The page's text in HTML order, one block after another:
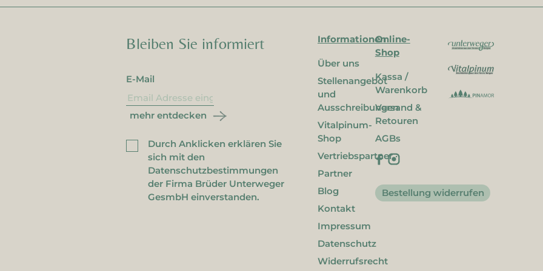
Bleiben Sie informiert
E-Mail
mehr entdecken
Durch Anklicken erklären Sie
sich mit den
Datenschutzbestimmungen
der Firma Brüder Unterweger
GesmbH einverstanden.
Informationen
Über uns
Stellenangebot
und
Ausschreibungen
Vitalpinum-
Shop
Vertriebspartner
Partner
Blog
Kontakt
Impressum
Datenschutz
Widerrufsrecht
Online-
Shop
Kassa /
Warenkorb
Versand &
Retouren
AGBs
Bestellung widerrufen